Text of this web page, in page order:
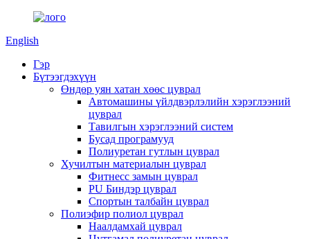
English
Гэр
Бүтээгдэхүүн
Өндөр уян хатан хөөс цуврал
Автомашины үйлдвэрлэлийн хэрэглээний
цуврал
Тавилгын хэрэглээний систем
Бусад програмууд
Полиуретан гутлын цуврал
Хучилтын материалын цуврал
Фитнесс замын цуврал
PU Биндэр цуврал
Спортын талбайн цуврал
Полиэфир полиол цуврал
Наалдамхай цуврал